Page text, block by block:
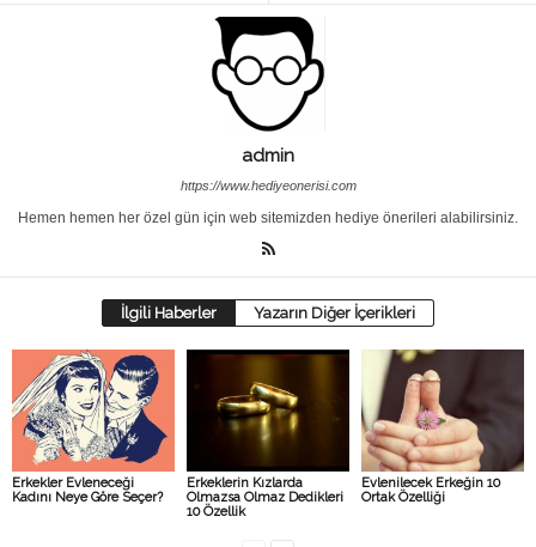
admin
https://www.hediyeonerisi.com
Hemen hemen her özel gün için web sitemizden hediye önerileri alabilirsiniz.
İlgili Haberler Yazarın Diğer İçerikleri
Erkekler Evleneceği
Kadını Neye Göre Seçer?
Erkeklerin Kızlarda
Olmazsa Olmaz Dedikleri
10 Özellik
Evlenilecek Erkeğin 10
Ortak Özelliği